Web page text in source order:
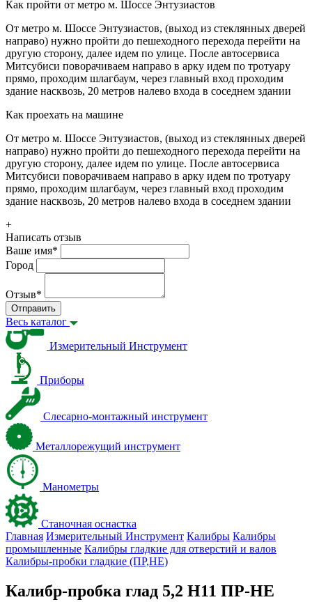
Как пройти от метро м. Шоссе Энтузиастов
От метро м. Шоссе Энтузиастов, (выход из стеклянных дверей
направо) нужно пройти до пешеходного перехода перейти на
другую сторону, далее идем по улице. После автосервиса
Митсубиси поворачиваем направо в арку идем по тротуару
прямо, проходим шлагбаум, через главный вход проходим
здание насквозь, 20 метров налево входа в соседнем здании
Как проехать на машине
От метро м. Шоссе Энтузиастов, (выход из стеклянных дверей
направо) нужно пройти до пешеходного перехода перейти на
другую сторону, далее идем по улице. После автосервиса
Митсубиси поворачиваем направо в арку идем по тротуару
прямо, проходим шлагбаум, через главный вход проходим
здание насквозь, 20 метров налево входа в соседнем здании
+
Написать отзыв
Ваше имя*
Город
Отзыв*
Отправить
Весь каталог
Измерительный Инструмент
Приборы
Слесарно-монтажный инструмент
Металлорежущий инструмент
Манометры
Станочная оснастка
Главная Измерительный Инструмент Калибры Калибры
промышленные Калибры гладкие для отверстий и валов
Калибры-пробки гладкие (ПР,НЕ)
Калибр-пробка глад 5,2 H11 ПР-НЕ